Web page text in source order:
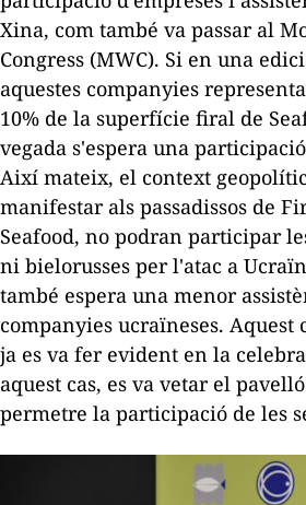
Xina, com també va passar al
Congress (MWC). Si en una
aquestes companyies
10% de la superfície firal de
vegada s'espera una
Així mateix, el context
manifestar als passadissos de
Seafood, no podran participar
ni bielorusses per l'atac a
també espera una menor
companyies ucraïneses. Aquest
ja es va fer evident en la
aquest cas, es va vetar el
permetre la participació de les